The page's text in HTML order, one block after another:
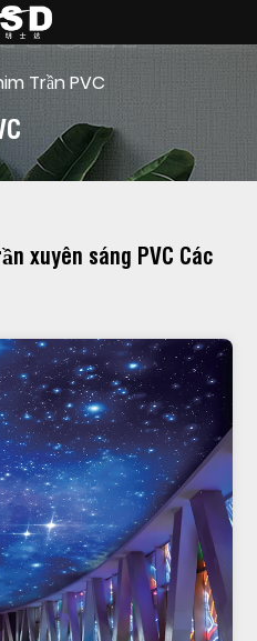
Trần PVC
xuyên sáng PVC Các